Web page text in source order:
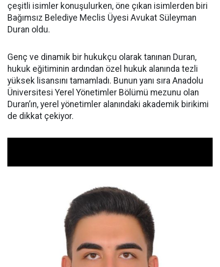
çeşitli isimler konuşulurken, öne çıkan isimlerden biri
Bağımsız Belediye Meclis Üyesi Avukat Süleyman
Duran oldu.
Genç ve dinamik bir hukukçu olarak tanınan Duran,
hukuk eğitiminin ardından özel hukuk alanında tezli
yüksek lisansını tamamladı. Bunun yanı sıra Anadolu
Üniversitesi Yerel Yönetimler Bölümü mezunu olan
Duran’ın, yerel yönetimler alanındaki akademik birikimi
de dikkat çekiyor.